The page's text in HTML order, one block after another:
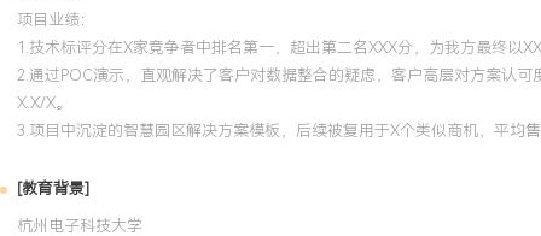
项目业绩：
1.技术标评分在X家竞争者中排名第一，超出第二名XXX分，为我方最终以
2.通过POC演示，直观解决了客户对数据整合的疑虑，客户高层对方案认可
X.X/X。
3.项目中沉淀的智慧园区解决方案模板，后续被复用于X个类似商机，平均
[教育背景]
杭州电子科技大学